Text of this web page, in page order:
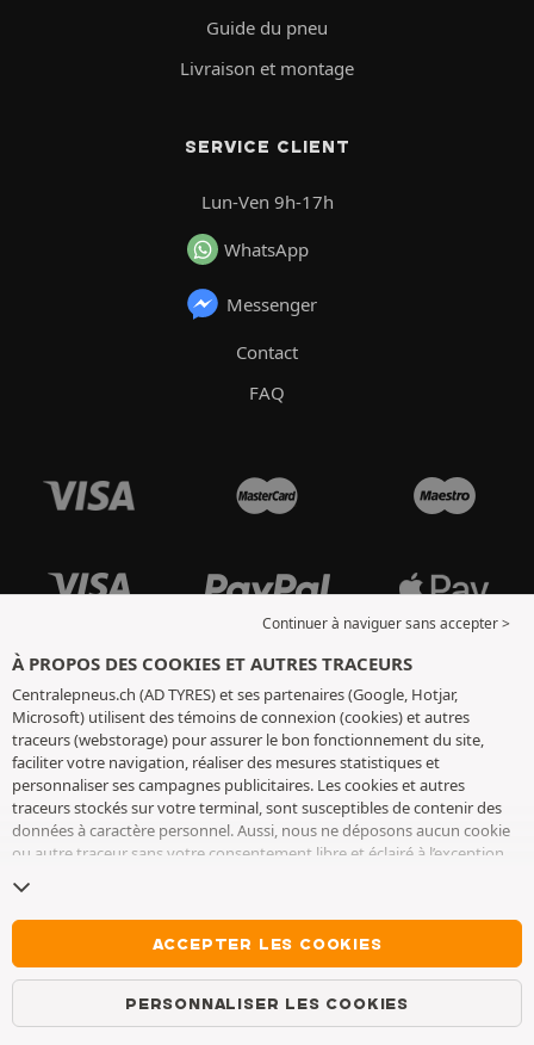
Guide du pneu
Livraison et montage
SERVICE CLIENT
Lun-Ven 9h-17h
WhatsApp
Messenger
Contact
FAQ
Continuer à naviguer sans accepter >
À PROPOS DES COOKIES ET AUTRES TRACEURS
Centralepneus.ch (AD TYRES) et ses partenaires (Google, Hotjar,
Microsoft) utilisent des témoins de connexion (cookies) et autres
traceurs (webstorage) pour assurer le bon fonctionnement du site,
faciliter votre navigation, réaliser des mesures statistiques et
personnaliser ses campagnes publicitaires. Les cookies et autres
traceurs stockés sur votre terminal, sont susceptibles de contenir des
données à caractère personnel. Aussi, nous ne déposons aucun cookie
ou autre traceur sans votre consentement libre et éclairé à l’exception
conservons votre choix pendant 6 mois. Vous pouvez retirer votre
consentement à tout moment en vous rendant sur lapage cookies et
. Vous pouvez choisir de continuer à naviguer sans
accepter le dépôt de cookies ou autres traceurs. Le refus ne fait pas
obstacle à l’accès aux services AD TYRES. Pour plus d’informations, nous
vous invitons à consulterla page cookies et autres traceurs
ACCEPTER LES COOKIES
PERSONNALISER LES COOKIES